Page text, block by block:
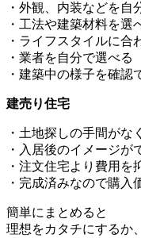
・外観、内装などを自
・工法や建築材料を選
・ライフスタイルに合
・業者を自分で選べる
・建築中の様子を確認
建売り住宅
・土地探しの手間がな
・入居後のイメージが
・注文住宅より費用を
・完成済みなので購入
簡単にまとめると
理想をカタチにするか